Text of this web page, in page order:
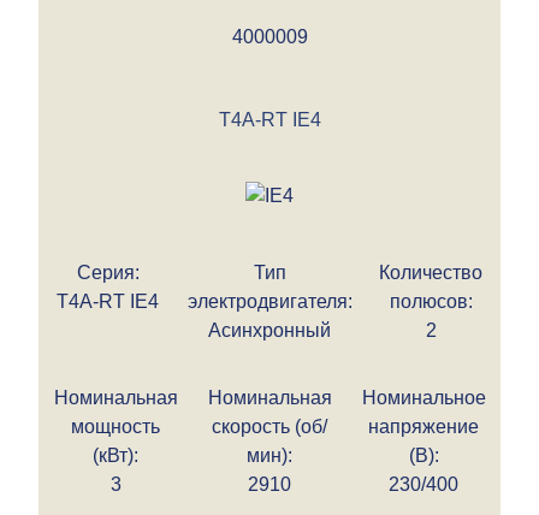
4000009
T4A-RT IE4
Серия:
T4A-RT IE4
Тип
электродвигателя:
Асинхронный
Количество
полюсов:
2
Номинальная
мощность
(кВт):
3
Номинальная
скорость (об/
мин):
2910
Номинальное
напряжение
(В):
230/400